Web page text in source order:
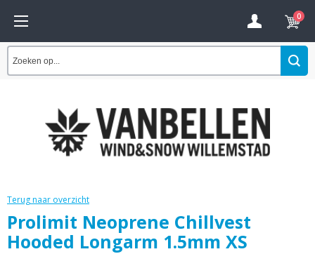
0
Terug naar overzicht
Prolimit Neoprene Chillvest
Hooded Longarm 1.5mm XS